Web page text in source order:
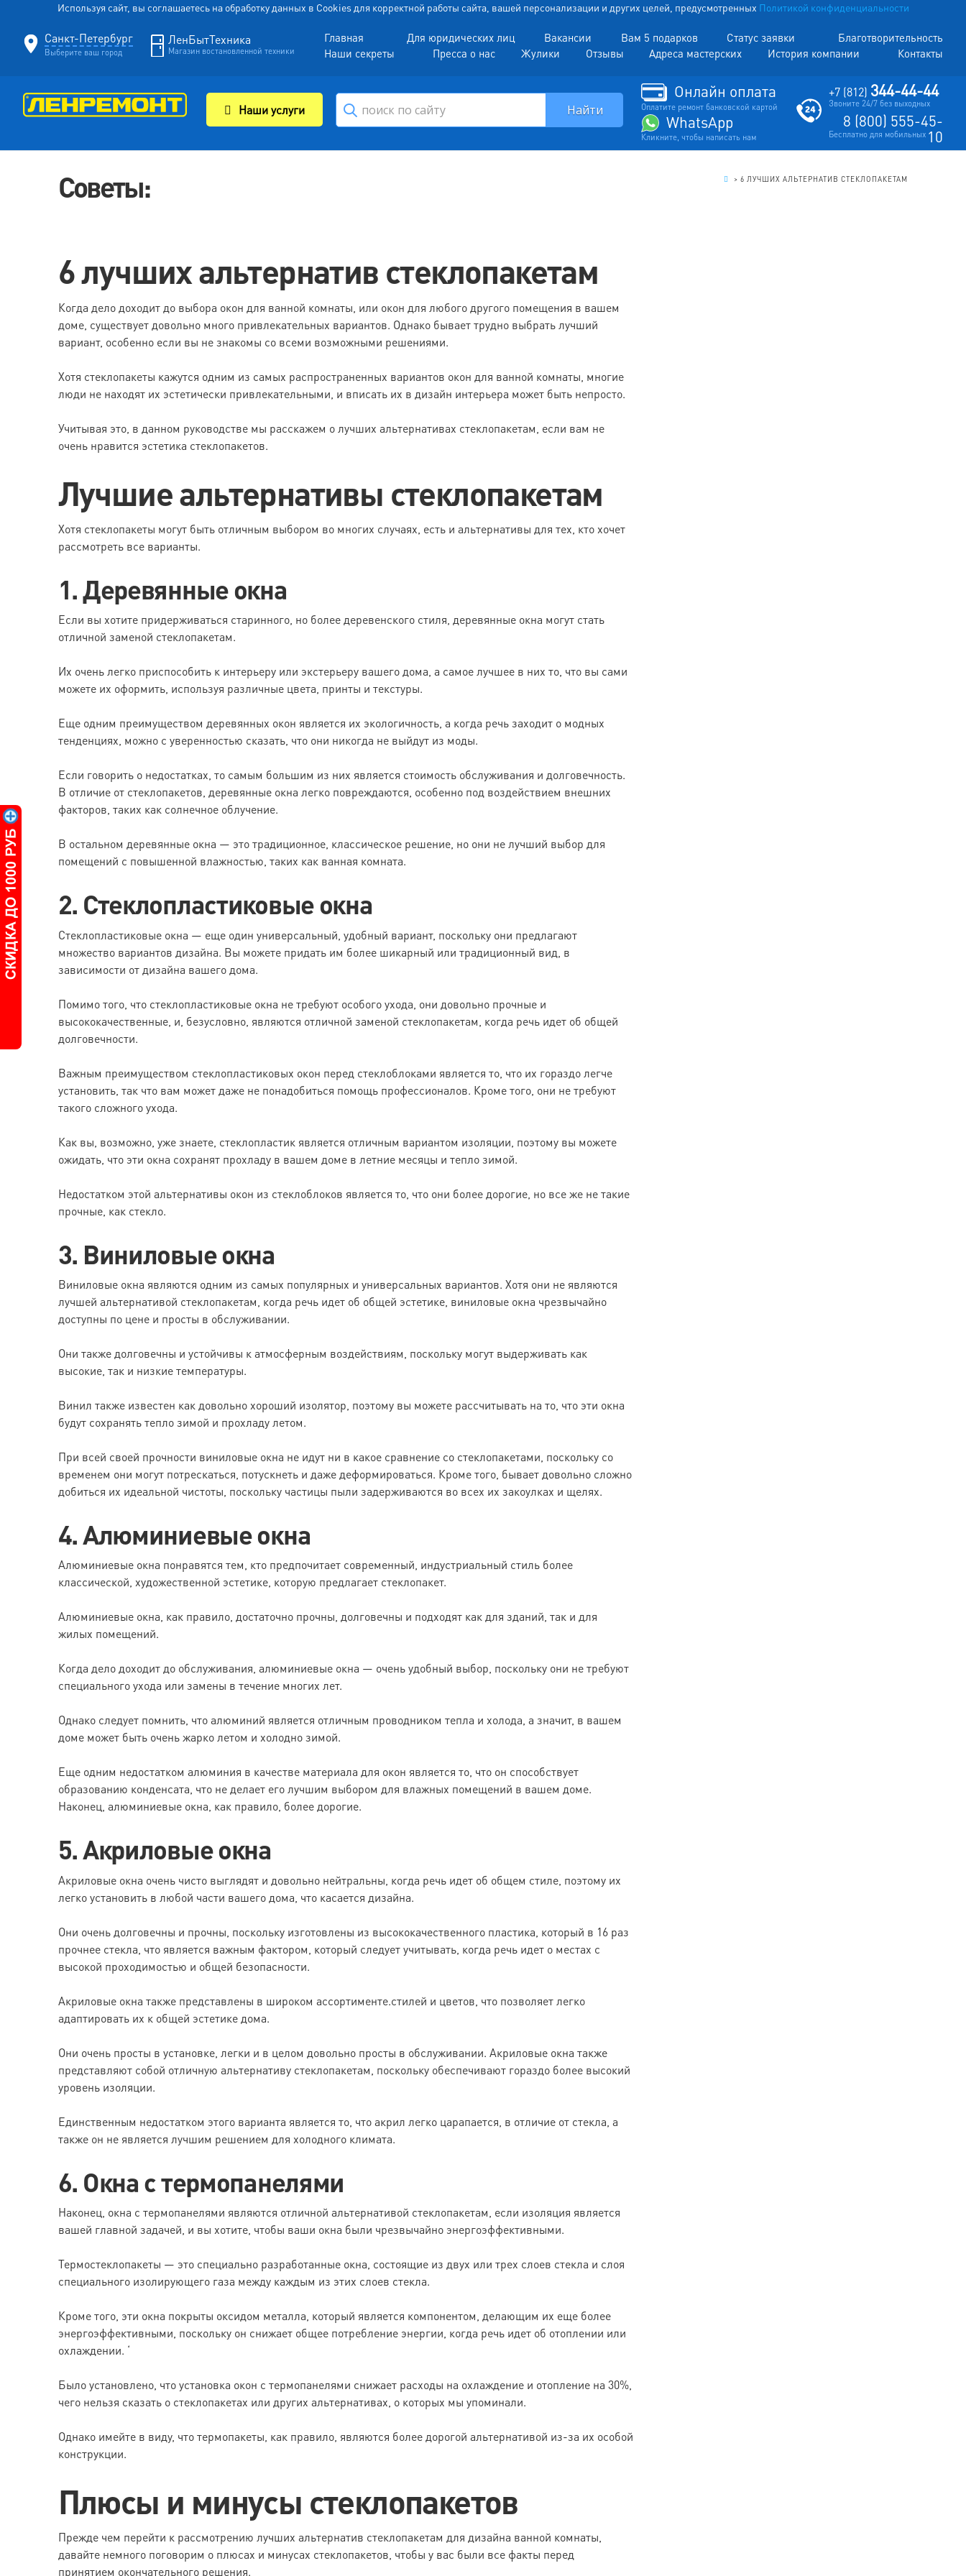
Используя сайт, вы соглашаетесь на обработку данных в Cookies для корректной работы сайта, вашей персонализации и других целей, предусмотренных Политикой конфиденциальности
Санкт-Петербург
Выберите ваш город
ЛенБытТехника
Магазин востановленной техники
Главная Для юридических лиц Вакансии Вам 5 подарков Статус заявки
Благотворительность
Наши секреты
Пресса о нас Жулики Отзывы Адреса мастерских История компании Контакты
Наши услуги
Онлайн оплата
Оплатите ремонт банковской картой
WhatsApp
Кликните, чтобы написать нам
+7 (812) 344-44-44
Звоните 24/7 без выходных
8 (800) 555-45-
10
Бесплатно для мобильных
Советы: > 6 ЛУЧШИХ АЛЬТЕРНАТИВ СТЕКЛОПАКЕТАМ
6 лучших альтернатив стеклопакетам
Когда дело доходит до выбора окон для ванной комнаты, или окон для любого другого помещения в вашем
доме, существует довольно много привлекательных вариантов. Однако бывает трудно выбрать лучший
вариант, особенно если вы не знакомы со всеми возможными решениями.
Хотя стеклопакеты кажутся одним из самых распространенных вариантов окон для ванной комнаты, многие
люди не находят их эстетически привлекательными, и вписать их в дизайн интерьера может быть непросто.
Учитывая это, в данном руководстве мы расскажем о лучших альтернативах стеклопакетам, если вам не
очень нравится эстетика стеклопакетов.
Лучшие альтернативы стеклопакетам
Хотя стеклопакеты могут быть отличным выбором во многих случаях, есть и альтернативы для тех, кто хочет
рассмотреть все варианты.
1. Деревянные окна
Если вы хотите придерживаться старинного, но более деревенского стиля, деревянные окна могут стать
отличной заменой стеклопакетам.
Их очень легко приспособить к интерьеру или экстерьеру вашего дома, а самое лучшее в них то, что вы сами
можете их оформить, используя различные цвета, принты и текстуры.
Еще одним преимуществом деревянных окон является их экологичность, а когда речь заходит о модных
тенденциях, можно с уверенностью сказать, что они никогда не выйдут из моды.
Если говорить о недостатках, то самым большим из них является стоимость обслуживания и долговечность.
В отличие от стеклопакетов, деревянные окна легко повреждаются, особенно под воздействием внешних
факторов, таких как солнечное облучение.
В остальном деревянные окна — это традиционное, классическое решение, но они не лучший выбор для
помещений с повышенной влажностью, таких как ванная комната.
2. Стеклопластиковые окна
Стеклопластиковые окна — еще один универсальный, удобный вариант, поскольку они предлагают
множество вариантов дизайна. Вы можете придать им более шикарный или традиционный вид, в
зависимости от дизайна вашего дома.
Помимо того, что стеклопластиковые окна не требуют особого ухода, они довольно прочные и
высококачественные, и, безусловно, являются отличной заменой стеклопакетам, когда речь идет об общей
долговечности.
Важным преимуществом стеклопластиковых окон перед стеклоблоками является то, что их гораздо легче
установить, так что вам может даже не понадобиться помощь профессионалов. Кроме того, они не требуют
такого сложного ухода.
Как вы, возможно, уже знаете, стеклопластик является отличным вариантом изоляции, поэтому вы можете
ожидать, что эти окна сохранят прохладу в вашем доме в летние месяцы и тепло зимой.
Недостатком этой альтернативы окон из стеклоблоков является то, что они более дорогие, но все же не такие
прочные, как стекло.
3. Виниловые окна
Виниловые окна являются одним из самых популярных и универсальных вариантов. Хотя они не являются
лучшей альтернативой стеклопакетам, когда речь идет об общей эстетике, виниловые окна чрезвычайно
доступны по цене и просты в обслуживании.
Они также долговечны и устойчивы к атмосферным воздействиям, поскольку могут выдерживать как
высокие, так и низкие температуры.
Винил также известен как довольно хороший изолятор, поэтому вы можете рассчитывать на то, что эти окна
будут сохранять тепло зимой и прохладу летом.
При всей своей прочности виниловые окна не идут ни в какое сравнение со стеклопакетами, поскольку со
временем они могут потрескаться, потускнеть и даже деформироваться. Кроме того, бывает довольно сложно
добиться их идеальной чистоты, поскольку частицы пыли задерживаются во всех их закоулках и щелях.
4. Алюминиевые окна
Алюминиевые окна понравятся тем, кто предпочитает современный, индустриальный стиль более
классической, художественной эстетике, которую предлагает стеклопакет.
Алюминиевые окна, как правило, достаточно прочны, долговечны и подходят как для зданий, так и для
жилых помещений.
Когда дело доходит до обслуживания, алюминиевые окна — очень удобный выбор, поскольку они не требуют
специального ухода или замены в течение многих лет.
Однако следует помнить, что алюминий является отличным проводником тепла и холода, а значит, в вашем
доме может быть очень жарко летом и холодно зимой.
Еще одним недостатком алюминия в качестве материала для окон является то, что он способствует
образованию конденсата, что не делает его лучшим выбором для влажных помещений в вашем доме.
Наконец, алюминиевые окна, как правило, более дорогие.
5. Акриловые окна
Акриловые окна очень чисто выглядят и довольно нейтральны, когда речь идет об общем стиле, поэтому их
легко установить в любой части вашего дома, что касается дизайна.
Они очень долговечны и прочны, поскольку изготовлены из высококачественного пластика, который в 16 раз
прочнее стекла, что является важным фактором, который следует учитывать, когда речь идет о местах с
высокой проходимостью и общей безопасности.
Акриловые окна также представлены в широком ассортименте.стилей и цветов, что позволяет легко
адаптировать их к общей эстетике дома.
Они очень просты в установке, легки и в целом довольно просты в обслуживании. Акриловые окна также
представляют собой отличную альтернативу стеклопакетам, поскольку обеспечивают гораздо более высокий
уровень изоляции.
Единственным недостатком этого варианта является то, что акрил легко царапается, в отличие от стекла, а
также он не является лучшим решением для холодного климата.
6. Окна с термопанелями
Наконец, окна с термопанелями являются отличной альтернативой стеклопакетам, если изоляция является
вашей главной задачей, и вы хотите, чтобы ваши окна были чрезвычайно энергоэффективными.
Термостеклопакеты — это специально разработанные окна, состоящие из двух или трех слоев стекла и слоя
специального изолирующего газа между каждым из этих слоев стекла.
Кроме того, эти окна покрыты оксидом металла, который является компонентом, делающим их еще более
энергоэффективными, поскольку он снижает общее потребление энергии, когда речь идет об отоплении или
охлаждении. ‘
Было установлено, что установка окон с термопанелями снижает расходы на охлаждение и отопление на 30%,
чего нельзя сказать о стеклопакетах или других альтернативах, о которых мы упоминали.
Однако имейте в виду, что термопакеты, как правило, являются более дорогой альтернативой из-за их особой
конструкции.
Плюсы и минусы стеклопакетов
Прежде чем перейти к рассмотрению лучших альтернатив стеклопакетам для дизайна ванной комнаты,
давайте немного поговорим о плюсах и минусах стеклопакетов, чтобы у вас были все факты перед
принятием окончательного решения.